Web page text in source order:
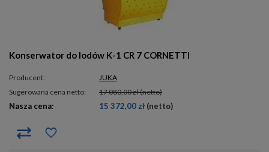
Konserwator do lodów K-1 CR 7 CORNETTI
Producent:
JUKA
Sugerowana cena netto:
17 080,00 zł(netto)
Nasza cena: 15 372,00 zł (netto)